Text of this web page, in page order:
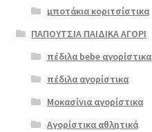
μποτάκια κοριτσίστικα
ΠΑΠΟΥΤΣΙΑ ΠΑΙΔΙΚΑ ΑΓΟΡΙ
πέδιλα bebe αγορίστικα
πέδιλα αγορίστικα
Μοκασίνια αγορίστικα
Αγορίστικα αθλητικά